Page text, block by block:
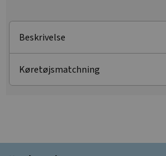
Beskrivelse
Køretøjsmatchning